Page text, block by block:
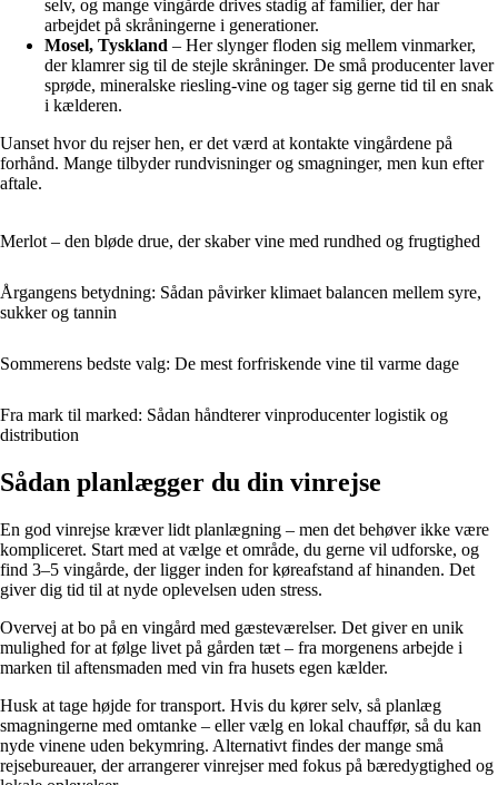
selv, og mange vingårde drives stadig af familier, der har
arbejdet på skråningerne i generationer.
Mosel, Tyskland – Her slynger floden sig mellem vinmarker,
der klamrer sig til de stejle skråninger. De små producenter laver
sprøde, mineralske riesling-vine og tager sig gerne tid til en snak
i kælderen.
Uanset hvor du rejser hen, er det værd at kontakte vingårdene på
forhånd. Mange tilbyder rundvisninger og smagninger, men kun efter
aftale.
Merlot – den bløde drue, der skaber vine med rundhed og frugtighed
Årgangens betydning: Sådan påvirker klimaet balancen mellem syre,
sukker og tannin
Sommerens bedste valg: De mest forfriskende vine til varme dage
Fra mark til marked: Sådan håndterer vinproducenter logistik og
distribution
Sådan planlægger du din vinrejse
En god vinrejse kræver lidt planlægning – men det behøver ikke være
kompliceret. Start med at vælge et område, du gerne vil udforske, og
find 3–5 vingårde, der ligger inden for køreafstand af hinanden. Det
giver dig tid til at nyde oplevelsen uden stress.
Overvej at bo på en vingård med gæsteværelser. Det giver en unik
mulighed for at følge livet på gården tæt – fra morgenens arbejde i
marken til aftensmaden med vin fra husets egen kælder.
Husk at tage højde for transport. Hvis du kører selv, så planlæg
smagningerne med omtanke – eller vælg en lokal chauffør, så du kan
nyde vinene uden bekymring. Alternativt findes der mange små
rejsebureauer, der arrangerer vinrejser med fokus på bæredygtighed og